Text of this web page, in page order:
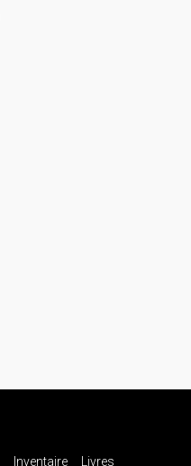
Inventaire Livres